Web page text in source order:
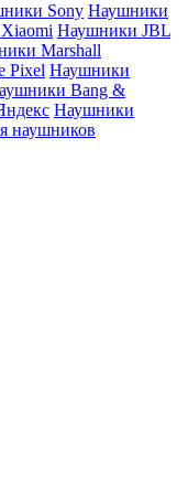
Sony Наушники
Наушники JBL
Marshall
Pixel Наушники
Bang &
Наушники
наушников